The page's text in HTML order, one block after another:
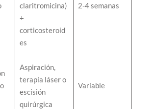
claritromicina)
+
corticosteroid
es
2-4 semanas
Aspiración,
terapia láser o
escisión
quirúrgica
Variable